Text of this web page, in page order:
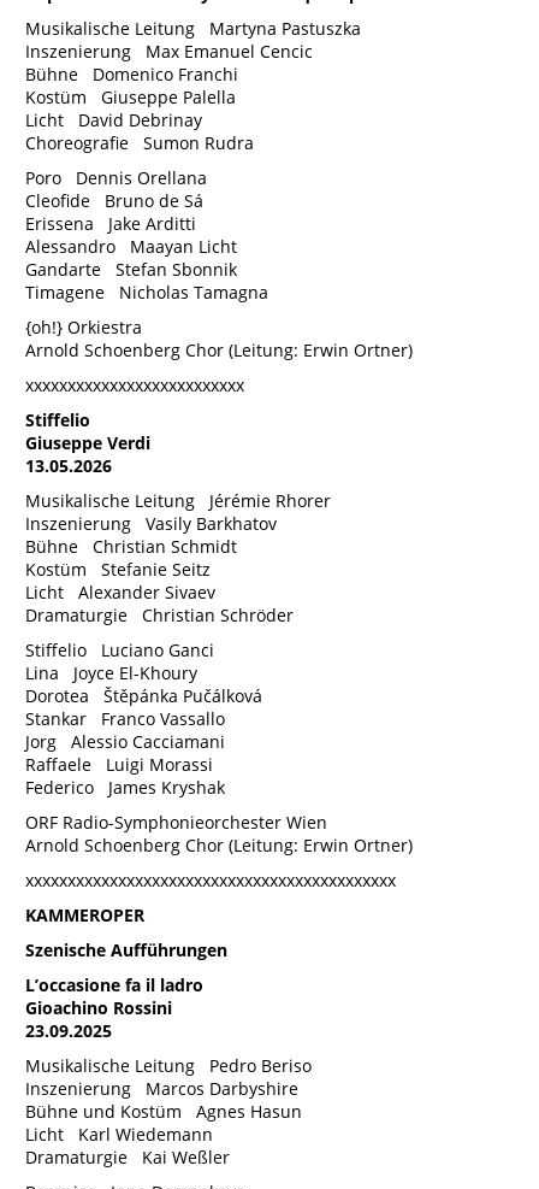
Musikalische Leitung Martyna Pastuszka
Inszenierung Max Emanuel Cencic
Bühne Domenico Franchi
Kostüm Giuseppe Palella
Licht David Debrinay
Choreografie Sumon Rudra
Poro Dennis Orellana
Cleofide Bruno de Sá
Erissena Jake Arditti
Alessandro Maayan Licht
Gandarte Stefan Sbonnik
Timagene Nicholas Tamagna
{oh!} Orkiestra
Arnold Schoenberg Chor (Leitung: Erwin Ortner)
xxxxxxxxxxxxxxxxxxxxxxxxxx
Stiffelio
Giuseppe Verdi
13.05.2026
Musikalische Leitung Jérémie Rhorer
Inszenierung Vasily Barkhatov
Bühne Christian Schmidt
Kostüm Stefanie Seitz
Licht Alexander Sivaev
Dramaturgie Christian Schröder
Stiffelio Luciano Ganci
Lina Joyce El-Khoury
Dorotea Štěpánka Pučálková
Stankar Franco Vassallo
Jorg Alessio Cacciamani
Raffaele Luigi Morassi
Federico James Kryshak
ORF Radio-Symphonieorchester Wien
Arnold Schoenberg Chor (Leitung: Erwin Ortner)
xxxxxxxxxxxxxxxxxxxxxxxxxxxxxxxxxxxxxxxxxxxx
KAMMEROPER
Szenische Aufführungen
L’occasione fa il ladro
Gioachino Rossini
23.09.2025
Musikalische Leitung Pedro Beriso
Inszenierung Marcos Darbyshire
Bühne und Kostüm Agnes Hasun
Licht Karl Wiedemann
Dramaturgie Kai Weßler